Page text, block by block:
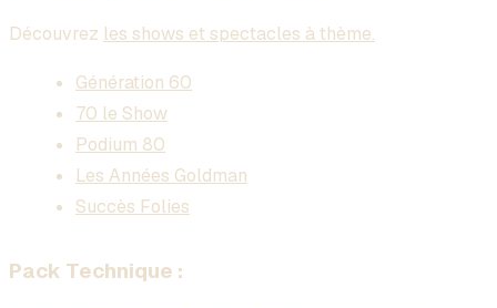
Découvrez les shows et spectacles à thème.
Génération 60
70 le Show
Podium 80
Les Années Goldman
Succès Folies
Pack Technique :